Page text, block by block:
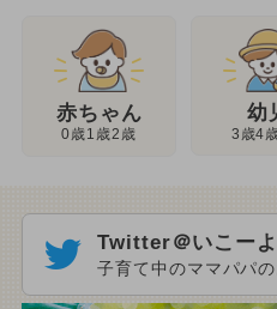
赤ちゃん
0歳1歳2歳
幼
3歳4
Twitter＠いこーよ
子育て中のママパパ